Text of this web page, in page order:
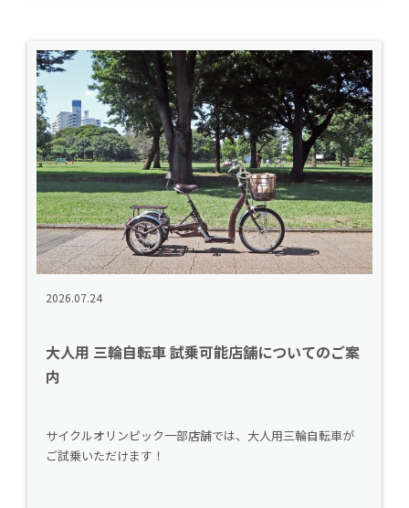
2026.07.24
大人用 三輪自転車 試乗可能店舗についてのご案
内
サイクルオリンピック一部店舗では、大人用三輪自転車が
ご試乗いただけます！